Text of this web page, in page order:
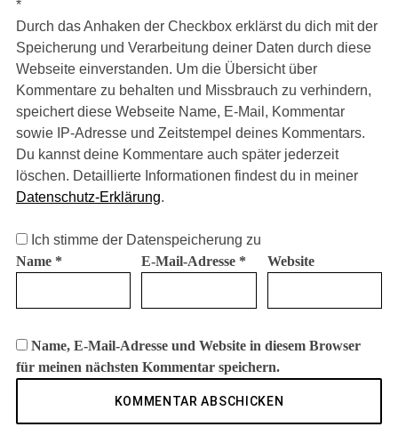
*
Durch das Anhaken der Checkbox erklärst du dich mit der
Speicherung und Verarbeitung deiner Daten durch diese
Webseite einverstanden. Um die Übersicht über
Kommentare zu behalten und Missbrauch zu verhindern,
speichert diese Webseite Name, E-Mail, Kommentar
sowie IP-Adresse und Zeitstempel deines Kommentars.
Du kannst deine Kommentare auch später jederzeit
löschen. Detaillierte Informationen findest du in meiner
Datenschutz-Erklärung.
Ich stimme der Datenspeicherung zu
Name * E-Mail-Adresse * Website
Name, E-Mail-Adresse und Website in diesem Browser
für meinen nächsten Kommentar speichern.